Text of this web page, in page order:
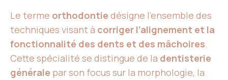
Le terme orthodontie désigne l’ensemble des
techniques visant à corriger l’alignement et la
fonctionnalité des dents et des mâchoires.
Cette spécialité se distingue de la dentisterie
générale par son focus sur la morphologie, la